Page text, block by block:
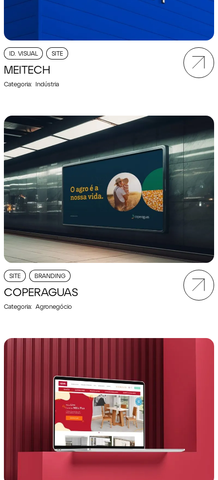
ID. VISUAL SITE
MEITECH
Categoria: Indústria
SITE BRANDING
COPERAGUAS
Categoria: Agronegócio